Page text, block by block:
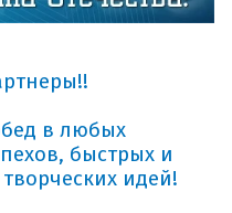
в любых
быстрых и
идей!